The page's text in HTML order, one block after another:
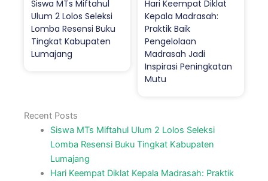
Siswa MTs Miftahul
Ulum 2 Lolos Seleksi
Lomba Resensi Buku
Tingkat Kabupaten
Lumajang
Hari Keempat Diklat
Kepala Madrasah:
Praktik Baik
Pengelolaan
Madrasah Jadi
Inspirasi Peningkatan
Mutu
Recent Posts
Siswa MTs Miftahul Ulum 2 Lolos Seleksi
Lomba Resensi Buku Tingkat Kabupaten
Lumajang
Hari Keempat Diklat Kepala Madrasah: Praktik